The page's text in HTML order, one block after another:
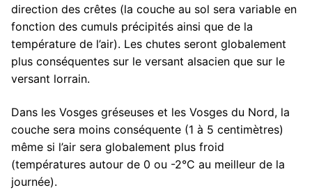
direction des crêtes (la couche au sol sera variable en
fonction des cumuls précipités ainsi que de la
température de l’air). Les chutes seront globalement
plus conséquentes sur le versant alsacien que sur le
versant lorrain.
Dans les Vosges gréseuses et les Vosges du Nord, la
couche sera moins conséquente (1 à 5 centimètres)
même si l’air sera globalement plus froid
(températures autour de 0 ou -2°C au meilleur de la
journée).